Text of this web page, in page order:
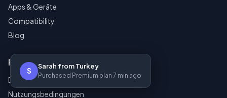
Apps & Geräte
Compatibility
Blog
Rechtliches
Datenschutzerklaerung
Nutzungsbedingungen
S Sarah from Turkey
Purchased Premium plan 7 min ago